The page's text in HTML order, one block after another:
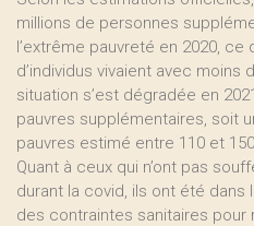
millions de personnes
l’extrême pauvreté en 2020, ce
d’individus vivaient avec moins
situation s’est dégradée en
pauvres supplémentaires, soit
pauvres estimé entre 110 et
Quant à ceux qui n’ont pas
durant la covid, ils ont été dans
des contraintes sanitaires pour